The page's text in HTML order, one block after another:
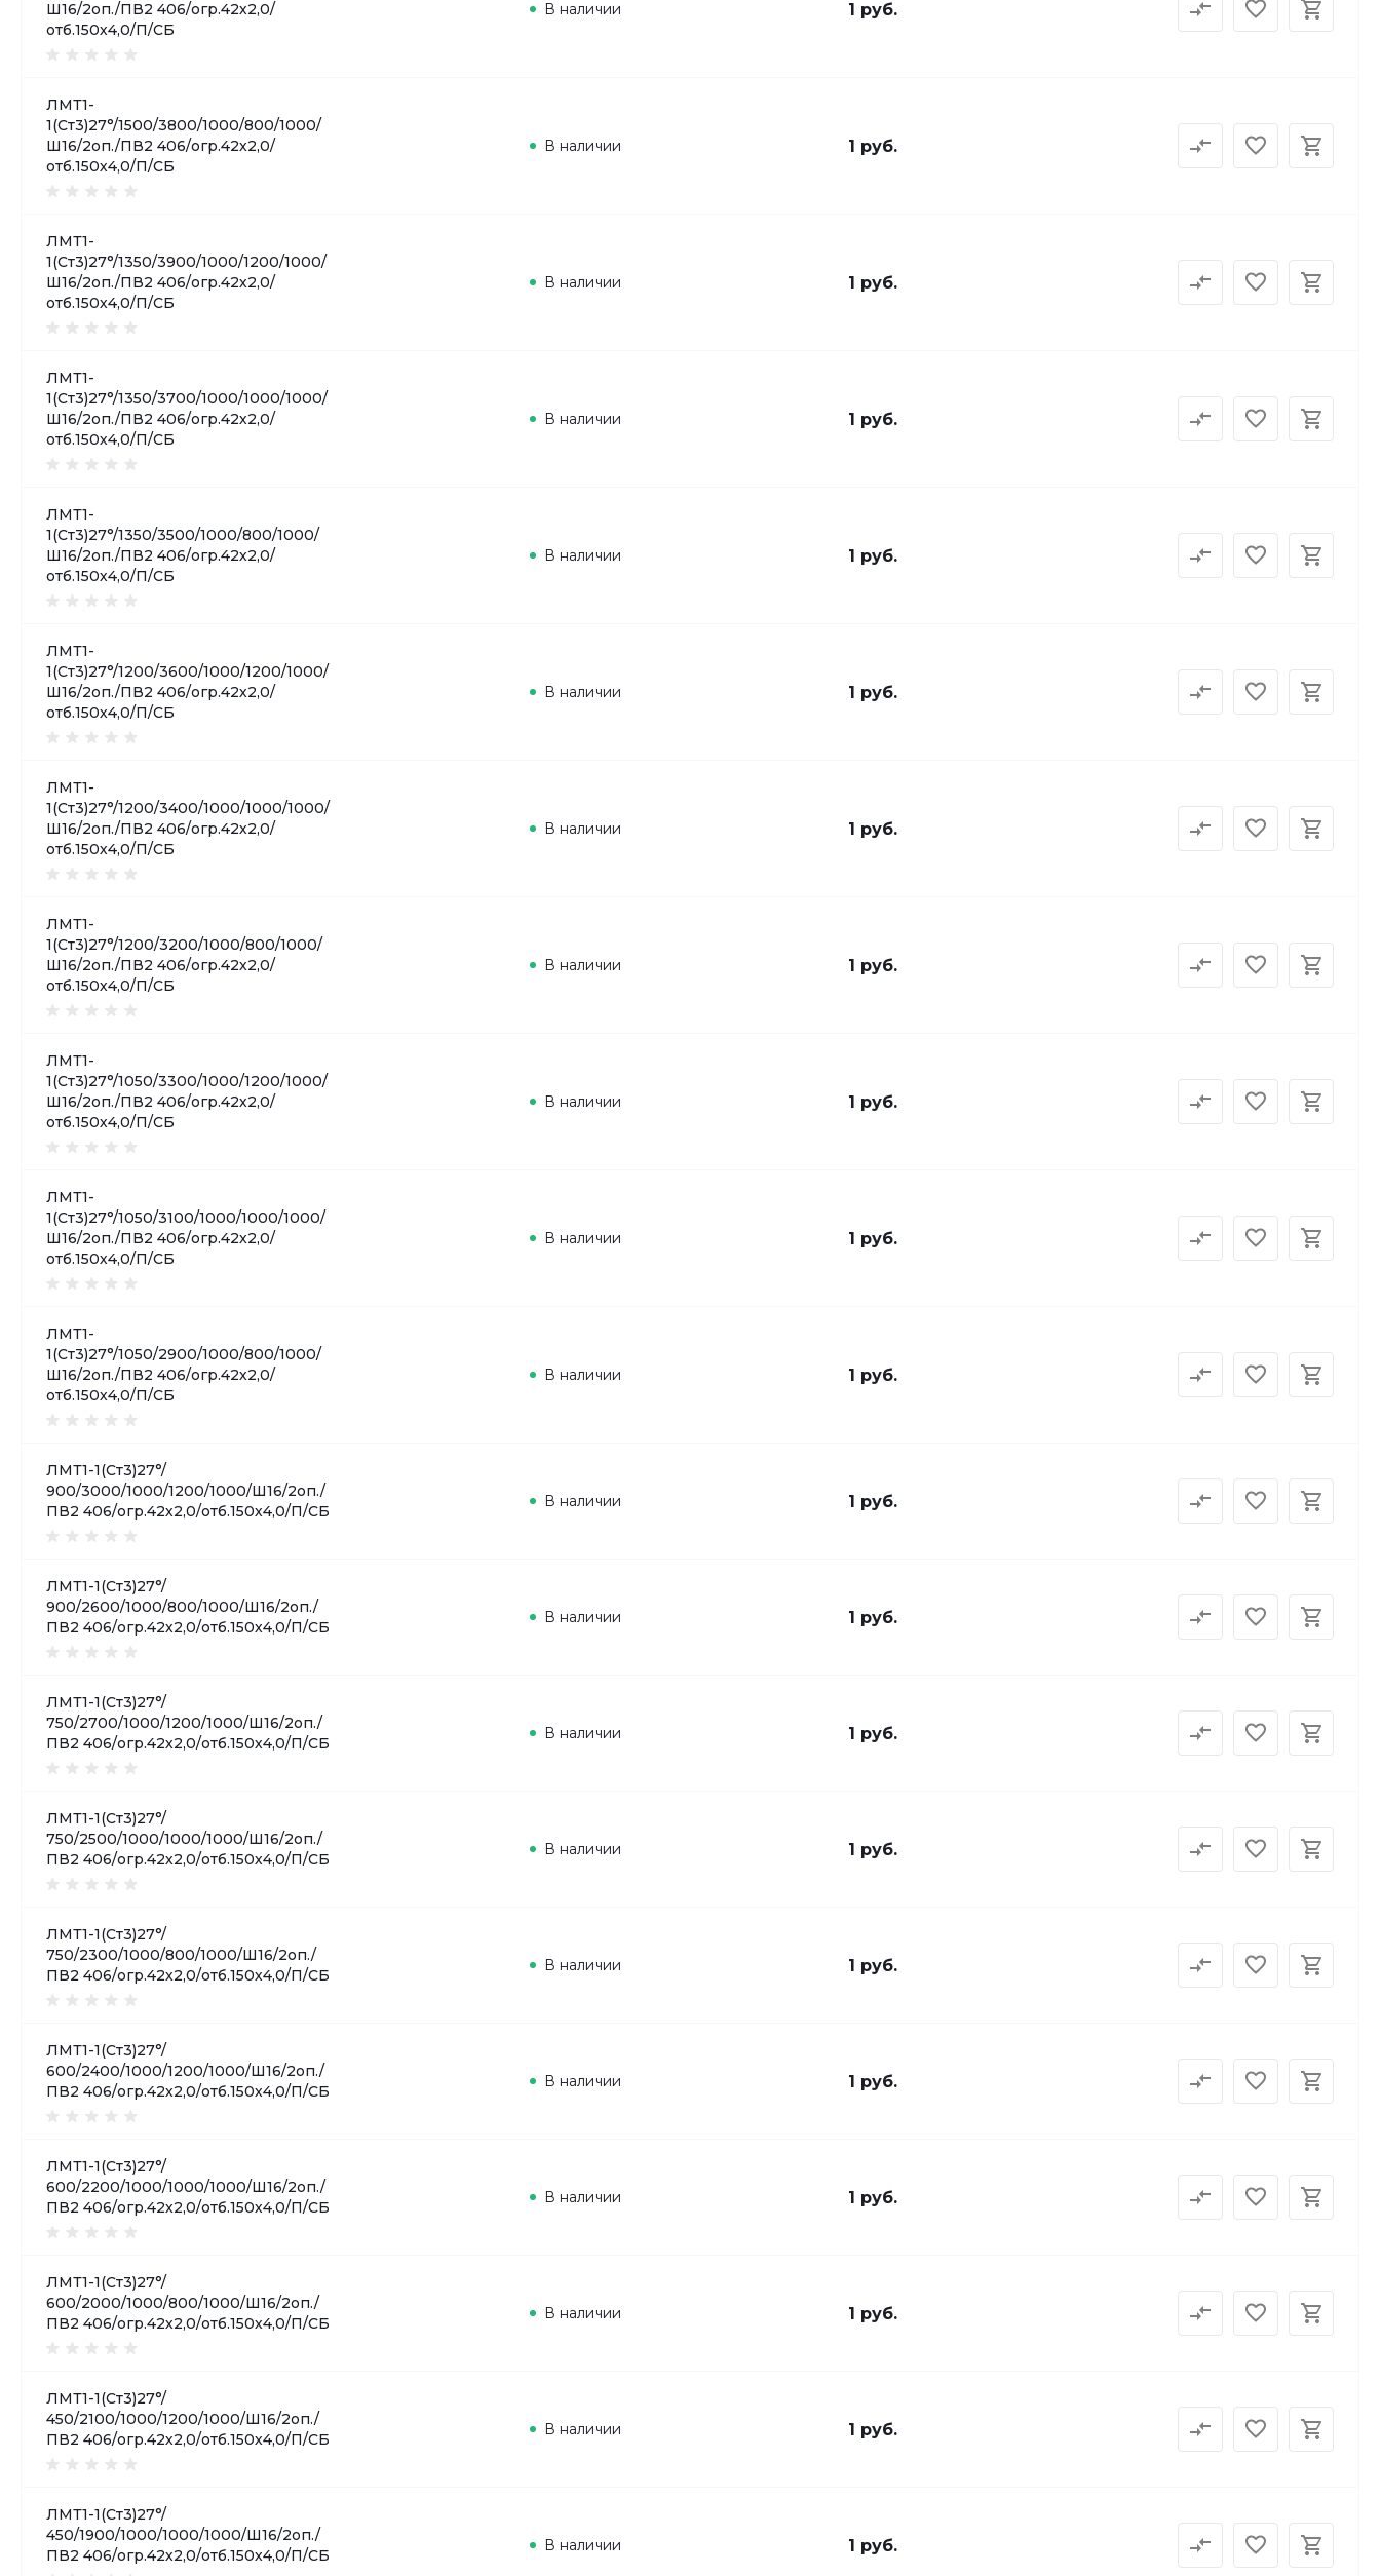
Ш16/2оп./ПВ2 406/огр.42х2,0/
отб.150х4,0/П/СБ
В наличии 1 руб.
ЛМТ1-
1(Ст3)27°/1500/3800/1000/800/1000/
Ш16/2оп./ПВ2 406/огр.42х2,0/
отб.150х4,0/П/СБ
В наличии 1 руб.
ЛМТ1-
1(Ст3)27°/1350/3900/1000/1200/1000/
Ш16/2оп./ПВ2 406/огр.42х2,0/
отб.150х4,0/П/СБ
В наличии 1 руб.
ЛМТ1-
1(Ст3)27°/1350/3700/1000/1000/1000/
Ш16/2оп./ПВ2 406/огр.42х2,0/
отб.150х4,0/П/СБ
В наличии 1 руб.
ЛМТ1-
1(Ст3)27°/1350/3500/1000/800/1000/
Ш16/2оп./ПВ2 406/огр.42х2,0/
отб.150х4,0/П/СБ
В наличии 1 руб.
ЛМТ1-
1(Ст3)27°/1200/3600/1000/1200/1000/
Ш16/2оп./ПВ2 406/огр.42х2,0/
отб.150х4,0/П/СБ
В наличии 1 руб.
ЛМТ1-
1(Ст3)27°/1200/3400/1000/1000/1000/
Ш16/2оп./ПВ2 406/огр.42х2,0/
отб.150х4,0/П/СБ
В наличии 1 руб.
ЛМТ1-
1(Ст3)27°/1200/3200/1000/800/1000/
Ш16/2оп./ПВ2 406/огр.42х2,0/
отб.150х4,0/П/СБ
В наличии 1 руб.
ЛМТ1-
1(Ст3)27°/1050/3300/1000/1200/1000/
Ш16/2оп./ПВ2 406/огр.42х2,0/
отб.150х4,0/П/СБ
В наличии 1 руб.
ЛМТ1-
1(Ст3)27°/1050/3100/1000/1000/1000/
Ш16/2оп./ПВ2 406/огр.42х2,0/
отб.150х4,0/П/СБ
В наличии 1 руб.
ЛМТ1-
1(Ст3)27°/1050/2900/1000/800/1000/
Ш16/2оп./ПВ2 406/огр.42х2,0/
отб.150х4,0/П/СБ
В наличии 1 руб.
ЛМТ1-1(Ст3)27°/
900/3000/1000/1200/1000/Ш16/2оп./
ПВ2 406/огр.42х2,0/отб.150х4,0/П/СБ
В наличии 1 руб.
ЛМТ1-1(Ст3)27°/
900/2600/1000/800/1000/Ш16/2оп./
ПВ2 406/огр.42х2,0/отб.150х4,0/П/СБ
В наличии 1 руб.
ЛМТ1-1(Ст3)27°/
750/2700/1000/1200/1000/Ш16/2оп./
ПВ2 406/огр.42х2,0/отб.150х4,0/П/СБ
В наличии 1 руб.
ЛМТ1-1(Ст3)27°/
750/2500/1000/1000/1000/Ш16/2оп./
ПВ2 406/огр.42х2,0/отб.150х4,0/П/СБ
В наличии 1 руб.
ЛМТ1-1(Ст3)27°/
750/2300/1000/800/1000/Ш16/2оп./
ПВ2 406/огр.42х2,0/отб.150х4,0/П/СБ
В наличии 1 руб.
ЛМТ1-1(Ст3)27°/
600/2400/1000/1200/1000/Ш16/2оп./
ПВ2 406/огр.42х2,0/отб.150х4,0/П/СБ
В наличии 1 руб.
ЛМТ1-1(Ст3)27°/
600/2200/1000/1000/1000/Ш16/2оп./
ПВ2 406/огр.42х2,0/отб.150х4,0/П/СБ
В наличии 1 руб.
ЛМТ1-1(Ст3)27°/
600/2000/1000/800/1000/Ш16/2оп./
ПВ2 406/огр.42х2,0/отб.150х4,0/П/СБ
В наличии 1 руб.
ЛМТ1-1(Ст3)27°/
450/2100/1000/1200/1000/Ш16/2оп./
ПВ2 406/огр.42х2,0/отб.150х4,0/П/СБ
В наличии 1 руб.
ЛМТ1-1(Ст3)27°/
450/1900/1000/1000/1000/Ш16/2оп./
ПВ2 406/огр.42х2,0/отб.150х4,0/П/СБ
В наличии 1 руб.